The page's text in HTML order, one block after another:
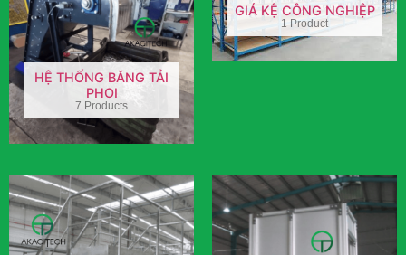
HỆ THỐNG BĂNG TẢI
PHOI
7 Products
GIÁ KỆ CÔNG NGHIỆP
1 Product